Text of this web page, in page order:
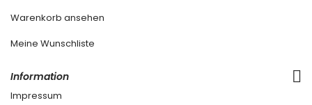
Warenkorb ansehen
Meine Wunschliste
Information
Impressum